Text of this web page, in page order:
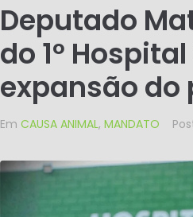
Deputado
do 1º
expansão
Em CAUSA ANIMAL, MANDATO